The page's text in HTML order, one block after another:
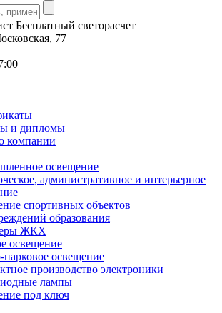
Бесплатный светорасчет
77
и дипломы
компании
освещение
административное и интерьерное
спортивных объектов
образования
ЖКХ
освещение
парковое освещение
производство электроники
лампы
под ключ